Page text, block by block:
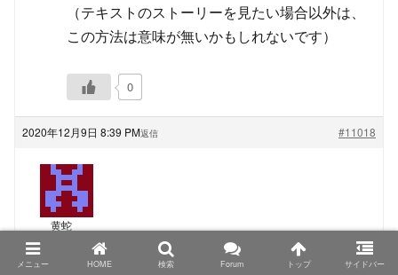
（テキストのストーリーを見たい場合以外は、
この方法は意味が無いかもしれないです）
0
2020年12月9日 8:39 PM #11018
返信
黄蛇
TRIMUI Model S、PowKiddyさん名義の物もシタンさ
メニュー HOME 検索 Forum トップ サイドバー